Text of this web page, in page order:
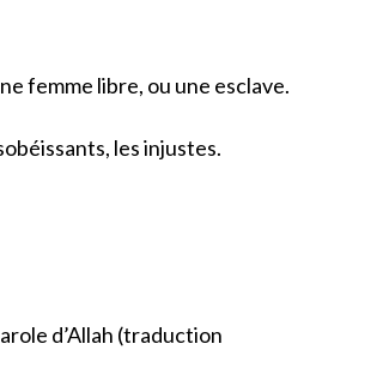
femme libre, ou une esclave.
les injustes.
d’Allah (traduction